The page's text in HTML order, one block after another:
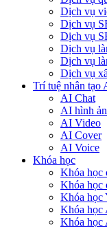
Dịch vụ
Dịch vụ
Dịch vụ
Dịch vụ
Dịch vụ
Dịch vụ
Trí tuệ nhân tạo
AI Chat
AI hình
AI Video
AI Cover
AI Voice
Khóa học
Khóa học
Khóa học
Khóa học
Khóa học
Khóa học